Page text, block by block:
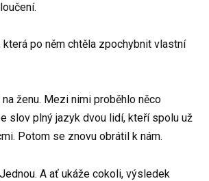
která po něm chtěla zpochybnit vlastní
ženu. Mezi nimi proběhlo něco
slov plný jazyk dvou lidí, kteří spolu už
Potom se znovu obrátil k nám.
A ať ukáže cokoli, výsledek